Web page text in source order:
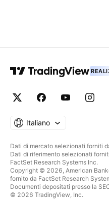
Italiano
Dati di mercato selezionati forniti
Dati di riferimento selezionati
FactSet Research Systems Inc.
Copyright © 2026, American
fornito da FactSet Research
Documenti depositati presso la
© 2026 TradingView, Inc.